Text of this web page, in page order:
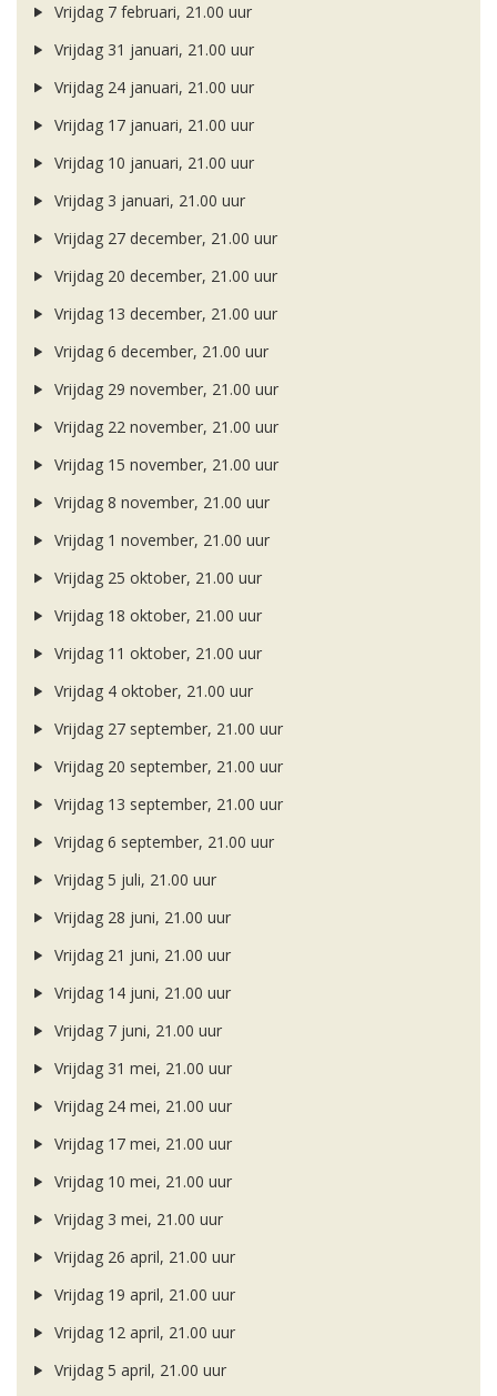
Vrijdag 7 februari, 21.00 uur
Vrijdag 31 januari, 21.00 uur
Vrijdag 24 januari, 21.00 uur
Vrijdag 17 januari, 21.00 uur
Vrijdag 10 januari, 21.00 uur
Vrijdag 3 januari, 21.00 uur
Vrijdag 27 december, 21.00 uur
Vrijdag 20 december, 21.00 uur
Vrijdag 13 december, 21.00 uur
Vrijdag 6 december, 21.00 uur
Vrijdag 29 november, 21.00 uur
Vrijdag 22 november, 21.00 uur
Vrijdag 15 november, 21.00 uur
Vrijdag 8 november, 21.00 uur
Vrijdag 1 november, 21.00 uur
Vrijdag 25 oktober, 21.00 uur
Vrijdag 18 oktober, 21.00 uur
Vrijdag 11 oktober, 21.00 uur
Vrijdag 4 oktober, 21.00 uur
Vrijdag 27 september, 21.00 uur
Vrijdag 20 september, 21.00 uur
Vrijdag 13 september, 21.00 uur
Vrijdag 6 september, 21.00 uur
Vrijdag 5 juli, 21.00 uur
Vrijdag 28 juni, 21.00 uur
Vrijdag 21 juni, 21.00 uur
Vrijdag 14 juni, 21.00 uur
Vrijdag 7 juni, 21.00 uur
Vrijdag 31 mei, 21.00 uur
Vrijdag 24 mei, 21.00 uur
Vrijdag 17 mei, 21.00 uur
Vrijdag 10 mei, 21.00 uur
Vrijdag 3 mei, 21.00 uur
Vrijdag 26 april, 21.00 uur
Vrijdag 19 april, 21.00 uur
Vrijdag 12 april, 21.00 uur
Vrijdag 5 april, 21.00 uur